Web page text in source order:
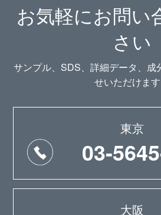
お気軽にお問い
さい
サンプル、SDS、詳細データ、成
せいただけます
東京
03-
大阪